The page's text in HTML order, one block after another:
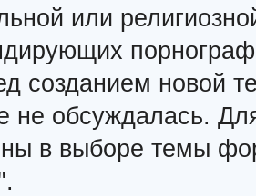
или
созданием новой
не обсуждалась.
в выборе темы